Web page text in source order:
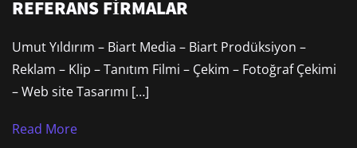
REFERANS FIRMALAR
Umut Yıldırım – Biart Media – Biart Prodüksiyon –
Reklam – Klip – Tanıtım Filmi – Çekim – Fotoğraf Çekimi
– Web site Tasarımı […]
Read More